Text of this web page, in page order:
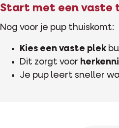
Start met een vaste
Nog voor je pup thuiskomt:
Kies een vaste plek
Dit zorgt voor
Je pup leert sneller